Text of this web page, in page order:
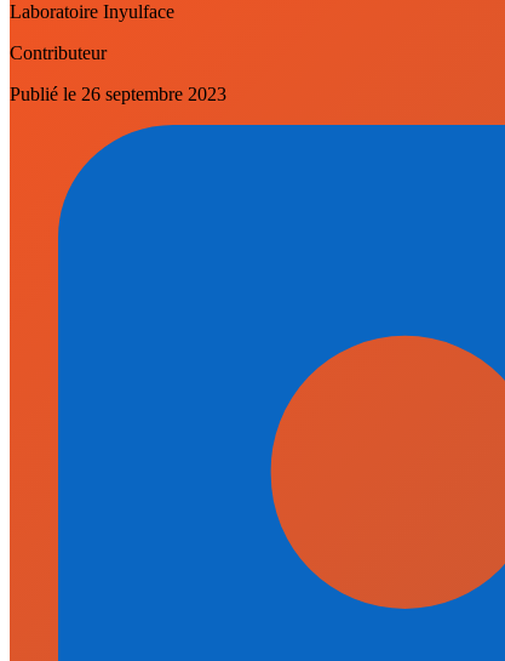
Laboratoire Inyulface
Contributeur
Publié le 26 septembre 2023